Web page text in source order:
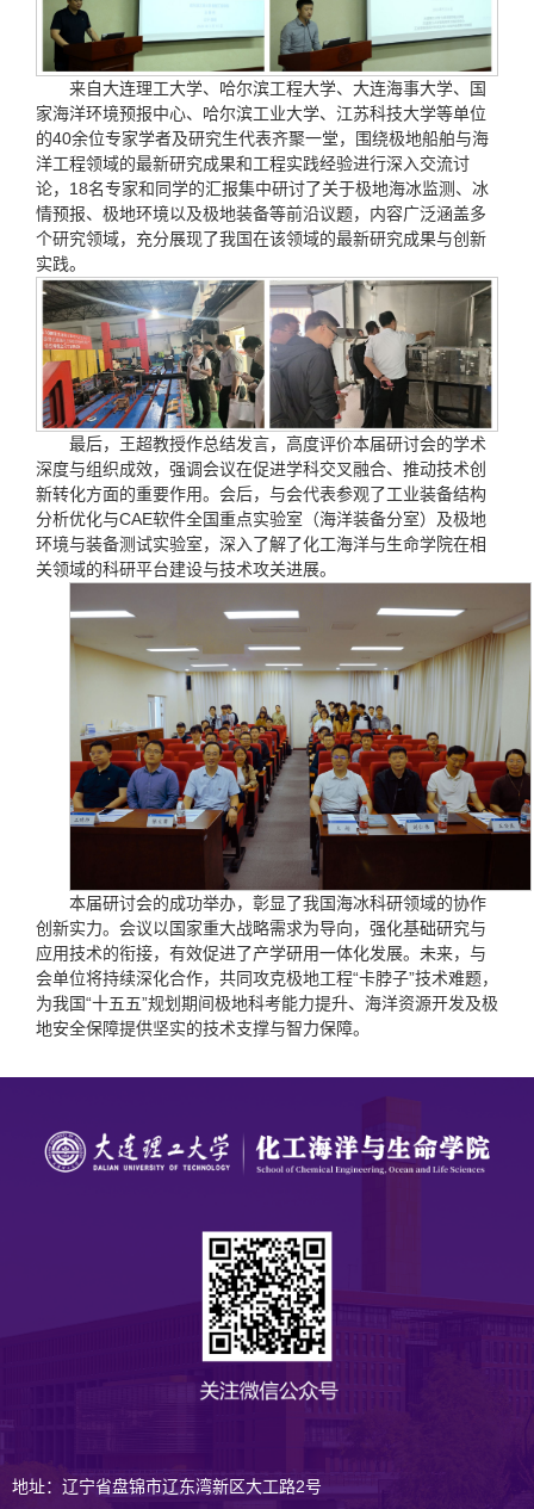
来自大连理工大学、哈尔滨工程大学、大连海事大学、国
家海洋环境预报中心、哈尔滨工业大学、江苏科技大学等单位
的40余位专家学者及研究生代表齐聚一堂，围绕极地船舶与海
洋工程领域的最新研究成果和工程实践经验进行深入交流讨
论，18名专家和同学的汇报集中研讨了关于极地海冰监测、冰
情预报、极地环境以及极地装备等前沿议题，内容广泛涵盖多
个研究领域，充分展现了我国在该领域的最新研究成果与创新
实践。
最后，王超教授作总结发言，高度评价本届研讨会的学术
深度与组织成效，强调会议在促进学科交叉融合、推动技术创
新转化方面的重要作用。会后，与会代表参观了工业装备结构
分析优化与CAE软件全国重点实验室（海洋装备分室）及极地
环境与装备测试实验室，深入了解了化工海洋与生命学院在相
关领域的科研平台建设与技术攻关进展。
本届研讨会的成功举办，彰显了我国海冰科研领域的协作
创新实力。会议以国家重大战略需求为导向，强化基础研究与
应用技术的衔接，有效促进了产学研用一体化发展。未来，与
会单位将持续深化合作，共同攻克极地工程“卡脖子”技术难题，
为我国“十五五”规划期间极地科考能力提升、海洋资源开发及极
地安全保障提供坚实的技术支撑与智力保障。
地址：辽宁省盘锦市辽东湾新区大工路2号